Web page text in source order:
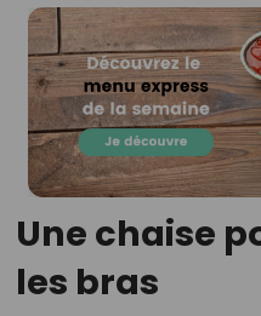
Une chaise
les bras